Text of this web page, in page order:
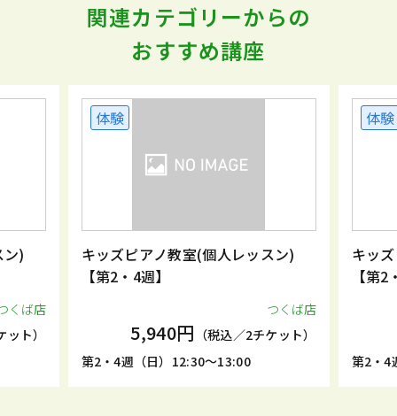
関連カテゴリーからの
おすすめ講座
)
くば店
ト）
体験
キッズピアノ教室(個人レッスン)
【第2・4週】
つくば店
5,940円 （税込／2チケット）
第2・4週（日）12:30～13:00
体験
キッ
【第
第2・4